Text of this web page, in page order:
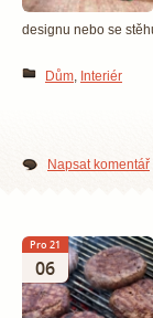
designu nebo se
Dům, Interiér
Napsat komentář
Pro 21
06